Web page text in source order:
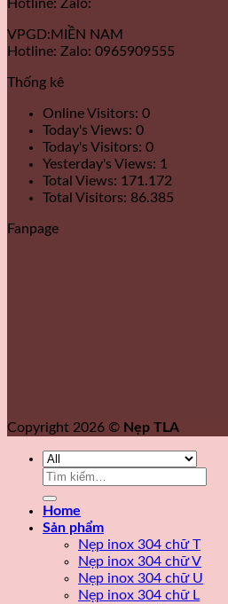
Hotline: Zalo:
VPGD:MIỀN NAM
Hotline: Zalo: 0965909555
Thống kê
Online Visitors: 0
Today's Views: 0
Today's Visitors: 0
Yesterday's Views: 1
Total Views: 171.172
Total Visitors: 86.385
Fanpage
Copyright 2026 © Nẹp TLA
Tìm
Home
Sản phẩm
Nẹp inox 304 chữ T
Nẹp inox 304 chữ V
Nẹp inox 304 chữ U
Nẹp inox 304 chữ L